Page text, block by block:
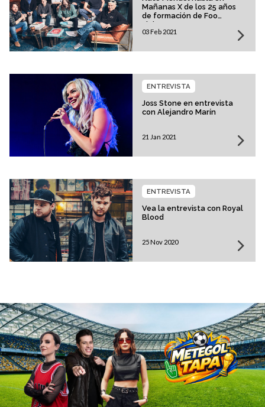
Mañanas X de los 25 años
de formación de Foo
Fighters
03 Feb 2021
Joss Stone en entrevista
con Alejandro Marín
ENTREVISTA
21 Jan 2021
Vea la entrevista con Royal
Blood
ENTREVISTA
25 Nov 2020